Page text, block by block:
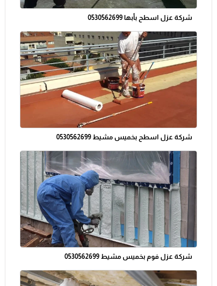
شركة عزل اسطح بأبها 0530562699
شركة عزل اسطح بخميس مشيط 0530562699
شركة عزل فوم بخميس مشيط 0530562699